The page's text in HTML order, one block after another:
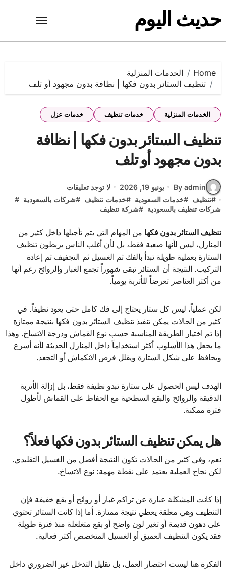
to
content
حديث اليوم
Home
الخدمات المنزلية
تنظيف الستائر بدون فكها | نظافة بدون مجهود أو تلف
الخدمات المنزلية خدمات تنظيف خدمات عزل
تنظيف الستائر بدون فكها | نظافة
بدون مجهود أو تلف
By admin يونيو 19, 2026
لا توجد تعليقات
#تنظيف #خدمات السعودية #خدمات تنظيف #شركات بالسعودية #
شركات تنظيف بالسعودية #شركة تنظيف
تنظيف الستائر بدون فكها من المهام التي يتم تأجيلها داخل كثير من
المنازل، ليس لأنها صعبة فقط، بل لأن أغلب الناس يربطون تنظيف
الستارة بعملية طويلة تبدأ بالفك ثم الغسيل ثم التجفيف ثم إعادة
التركيب. النتيجة أن الستائر تبقى شهوراً تجمع الغبار والروائح رغم أنها
من أكثر العناصر تعرضاً للأتربة يومياً.
لكن عملياً، ليس كل ستار يحتاج إلى فك كامل حتى يعود نظيفاً. في
كثير من الحالات يمكن تنفيذ تنظيف الستائر بدون فكها بنتيجة ممتازة
إذا تم اختيار الطريقة المناسبة حسب نوع القماش ودرجة الاتساخ. وهذا
ما يجعل هذا الأسلوب أكثر استخداماً داخل المنازل الحديثة لأنه أسرع
ويحافظ على شكل الستارة ويقلل فرص الانكماش أو التجعد.
الهدف ليس الحصول على ستارة تبدو نظيفة فقط، بل إزالة الأتربة
الدقيقة والروائح والبقع السطحية مع الحفاظ على القماش لأطول
فترة ممكنة.
هل يمكن تنظيف الستائر بدون فكها فعلاً؟
نعم، وفي كثير من الحالات تكون النتيجة أفضل من الغسيل التقليدي.
لكن نجاح العملية يعتمد على نقطة مهمة: نوع الاتساخ.
إذا كانت المشكلة عبارة عن تراكم غبار أو روائح أو بقع خفيفة فإن
التنظيف وهي معلقة يعطي نتيجة ممتازة. أما إذا كانت الستائر تحتوي
على دهون قديمة أو تغير لون واضح أو بقع متغلغلة منذ فترة طويلة
فقد يكون التنظيف العميق أو الغسيل المتخصص أكثر فعالية.
الفكرة هنا ليست اختصار العمل، بل تقليل التدخل غير الضروري داخل